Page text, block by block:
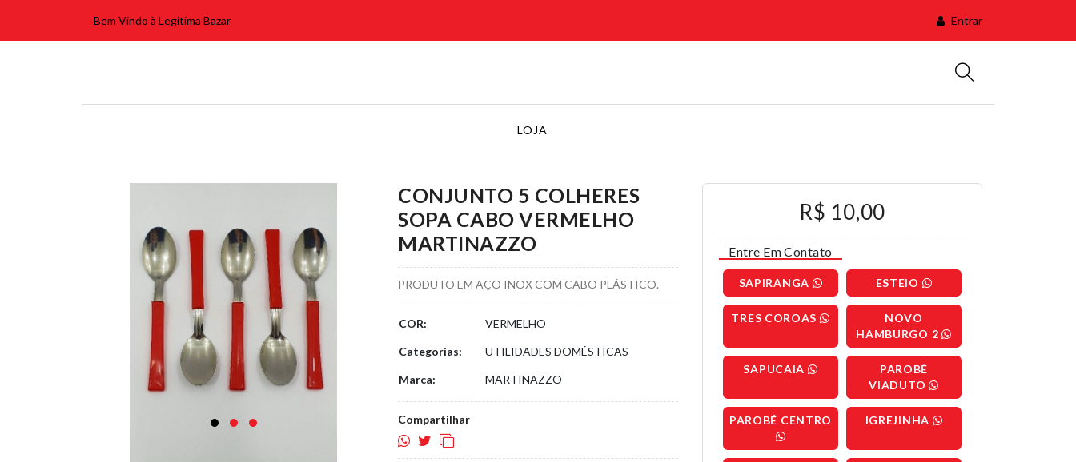
Bem Vindo à Legitima Bazar Entrar
LOJA
CONJUNTO 5 COLHERES
SOPA CABO VERMELHO
MARTINAZZO
PRODUTO EM AÇO INOX COM CABO PLÁSTICO.
COR: VERMELHO
Categorias: UTILIDADES DOMÉSTICAS
Marca: MARTINAZZO
Compartilhar
R$ 10,00
Entre Em Contato
SAPIRANGA ESTEIO
TRES COROAS
NOVO
HAMBURGO 2
SAPUCAIA
PAROBÉ
VIADUTO
PAROBÉ CENTRO IGREJINHA